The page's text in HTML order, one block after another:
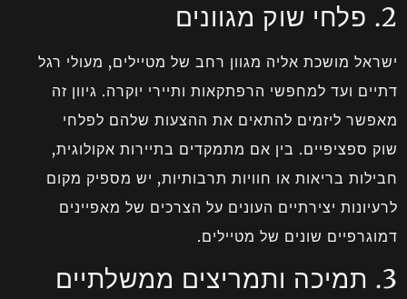
2. פלחי שוק מגוונים
ישראל מושכת אליה מגוון רחב של מטיילים, מעולי רגל
דתיים ועד למחפשי הרפתקאות ותיירי יוקרה. גיוון זה
מאפשר ליזמים להתאים את ההצעות שלהם לפלחי
שוק ספציפיים. בין אם מתמקדים בתיירות אקולוגית,
חבילות בריאות או חוויות תרבותיות, יש מספיק מקום
לרעיונות יצירתיים העונים על הצרכים של מאפיינים
דמוגרפיים שונים של מטיילים.
3. תמיכה ותמריצים ממשלתיים